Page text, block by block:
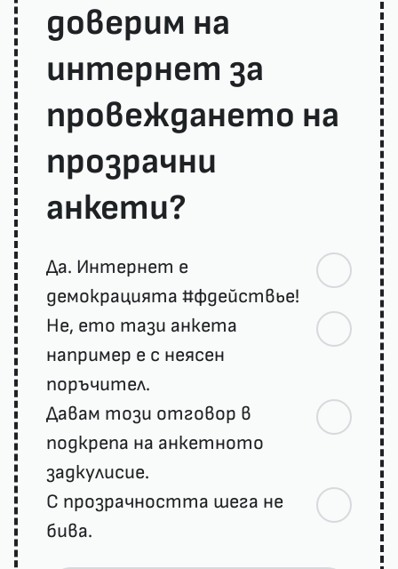
доверим на
интернет за
провеждането на
прозрачни
анкети?
Да. Интернет е
демокрацията #фдействье!
Не, ето тази анкета
например е с неясен
поръчител.
Давам този отговор в
подкрепа на анкетното
задкулисие.
С прозрачността шега не
бива.